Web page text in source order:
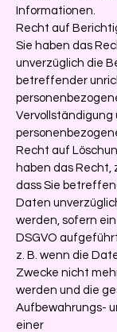
Informationen.
Recht auf
Sie haben das
unverzüglich die
betreffender
Vervollständigung
Recht auf
haben das Recht,
dass Sie
Daten
werden, sofern
DSGVO
z. B. wenn die
Zwecke nicht
werden und die
Aufbewahrungs-
einer